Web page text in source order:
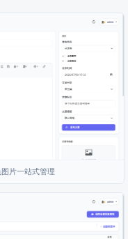
片一站式管理